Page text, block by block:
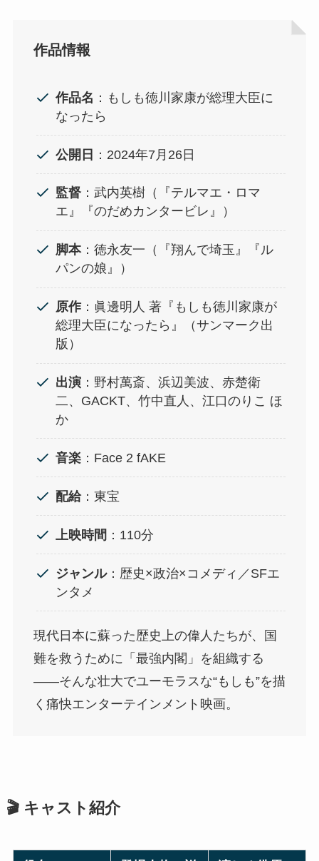
作品情報
作品名 ：もしも徳川家康が総理大臣に
なったら
公開日 ：2024年7月26日
監督 ：武内英樹（『テルマエ・ロマ
エ』『のだめカンタービレ』）
脚本：徳永友一（『翔んで埼玉』『ル
パンの娘』）
原作 ：眞邊明人 著『もしも徳川家康が
総理大臣になったら』（サンマーク出
版）
出演 ：野村萬斎、浜辺美波、赤楚衛
二、GACKT、竹中直人、江口のりこ ほ
か
音楽 ：Face 2 fAKE
配給：東宝
上映時間 ：110分
ジャンル：歴史×政治×コメディ／SFエ
ンタメ
現代日本に蘇った歴史上の偉人たちが、国
難を救うために「最強内閣」を組織する
——そんな壮大でユーモラスな“もしも”を描
く痛快エンターテインメント映画。
🎬 キャスト紹介